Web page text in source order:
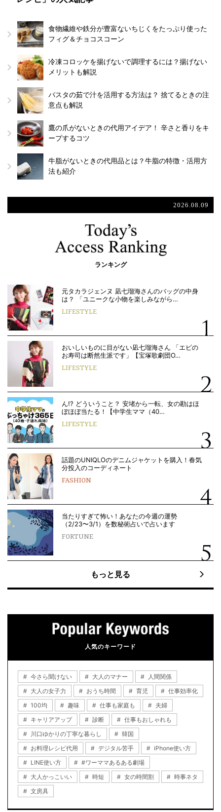
食物繊維や鉄分が豊富ないちじくをたっぷり使った
フィグ＆チョコスコーン
冷凍コロッケを揚げないで調理するには？揚げない
メリットも解説
パスタの茹で汁を活用する方法は？ 捨てるときの注
意点も解説
鷹の爪がないときの代用アイデア！ 辛さと香りをキ
ープするコツ
牛脂がないときの代用品とは？牛脂の特徴・活用方
法も紹介
2026.08.09
ランキング
元タカラジェンヌ 凪七瑠海さんのバッグの中身
は？ 「ユニークな小物を楽しみながら…
LIFESTYLE
おいしいものに目がない凪七瑠海さん 「エビの
お寿司は断然生派です」【宝塚歌劇団O…
LIFESTYLE
ん!? どういうこと？ 安堵から一転、女の勘はほ
ぼほぼ当たる！【中学生ママ（40…
LIFESTYLE
話題のUNIQLOのデニムジャケットを購入！春気
分投入のコーディネート
FASHION
当たりすぎて怖い！あなたの今週の運勢
（2/23〜3/1）を数秘術占いで占います
FORTUNE
もっと見る
人気のキーワード
今さら聞けない 大人のマナー
人間関係
大人の女子力
おうち時間 育児
仕事効率化
100均
趣味 仕事も家庭も
夫婦
キャリアアップ
診断
仕事もおしゃれも
川口ゆかりの丁寧な暮らし
韓国
お料理レシピ代用
デジタル苦手
iPhone使い方
LINE使い方
#ワーママあるある劇場
大人かっこいい
時短 女の時間割
時事ネタ
文房具